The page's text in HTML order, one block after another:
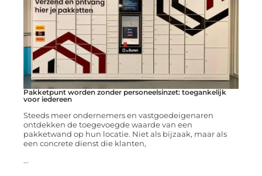
Pakketpunt worden zonder personeelsinzet: toegankelijk
voor iedereen
Steeds meer ondernemers en vastgoedeigenaren
ontdekken de toegevoegde waarde van een
pakketwand op hun locatie. Niet als bijzaak, maar als
een concrete dienst die klanten,
...